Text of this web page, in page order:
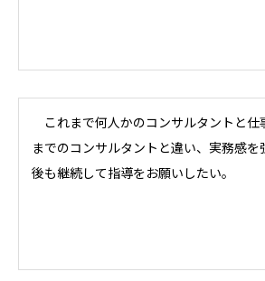
これまで何人かのコンサルタントと仕
までのコンサルタントと違い、実務感
後も継続して指導をお願いしたい。